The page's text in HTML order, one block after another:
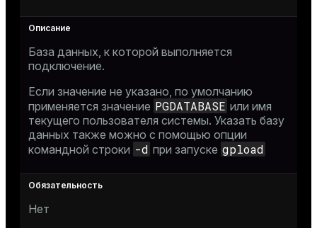
База данных, к которой выполняется
подключение.
Если значение не указано, по умолчанию
применяется значение PGDATABASE или имя
текущего пользователя системы. Указать базу
данных также можно с помощью опции
командной строки -d при запуске gpload
Нет